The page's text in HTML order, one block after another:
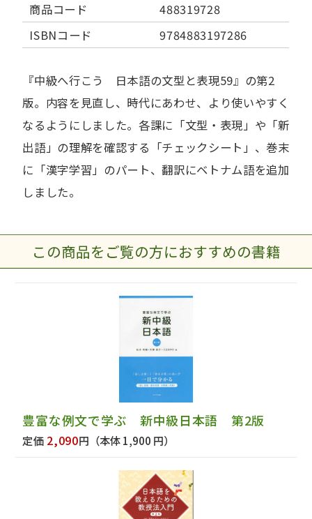
商品コード
488319728
ISBNコード
9784883197286
『中級へ行こう 日本語の文型と表現59』の第2
版。内容を見直し、時代にあわせ、より使いやすく
なるようにしました。各課に「文型・表現」や「新
出語」の理解を確認する「チェックシート」、巻末
に「漢字学習」のパート、翻訳にベトナム語を追加
しました。
この商品をご覧の方におすすめの書籍
豊富な例文で学ぶ 新中級日本語 第2版
定価 2,090円 （本体 1,900 円）